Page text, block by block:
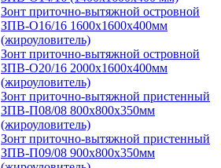
Зонт приточно-вытяжной островной
ЗПВ-О16/16 1600х1600х400мм
(жироуловитель)
Зонт приточно-вытяжной островной
ЗПВ-О20/16 2000х1600х400мм
(жироуловитель)
Зонт приточно-вытяжной пристенный
ЗПВ-П08/08 800х800х350мм
(жироуловитель)
Зонт приточно-вытяжной пристенный
ЗПВ-П09/08 900х800х350мм